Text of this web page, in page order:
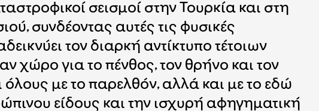
σεισμοί στην Τουρκία και στη
συνδέοντας αυτές τις φυσικές
τον διαρκή αντίκτυπο τέτοιων
χώρο για το πένθος, τον θρήνο και τον
με το παρελθόν, αλλά και με το εδώ
είδους και την ισχυρή αφηγηματική